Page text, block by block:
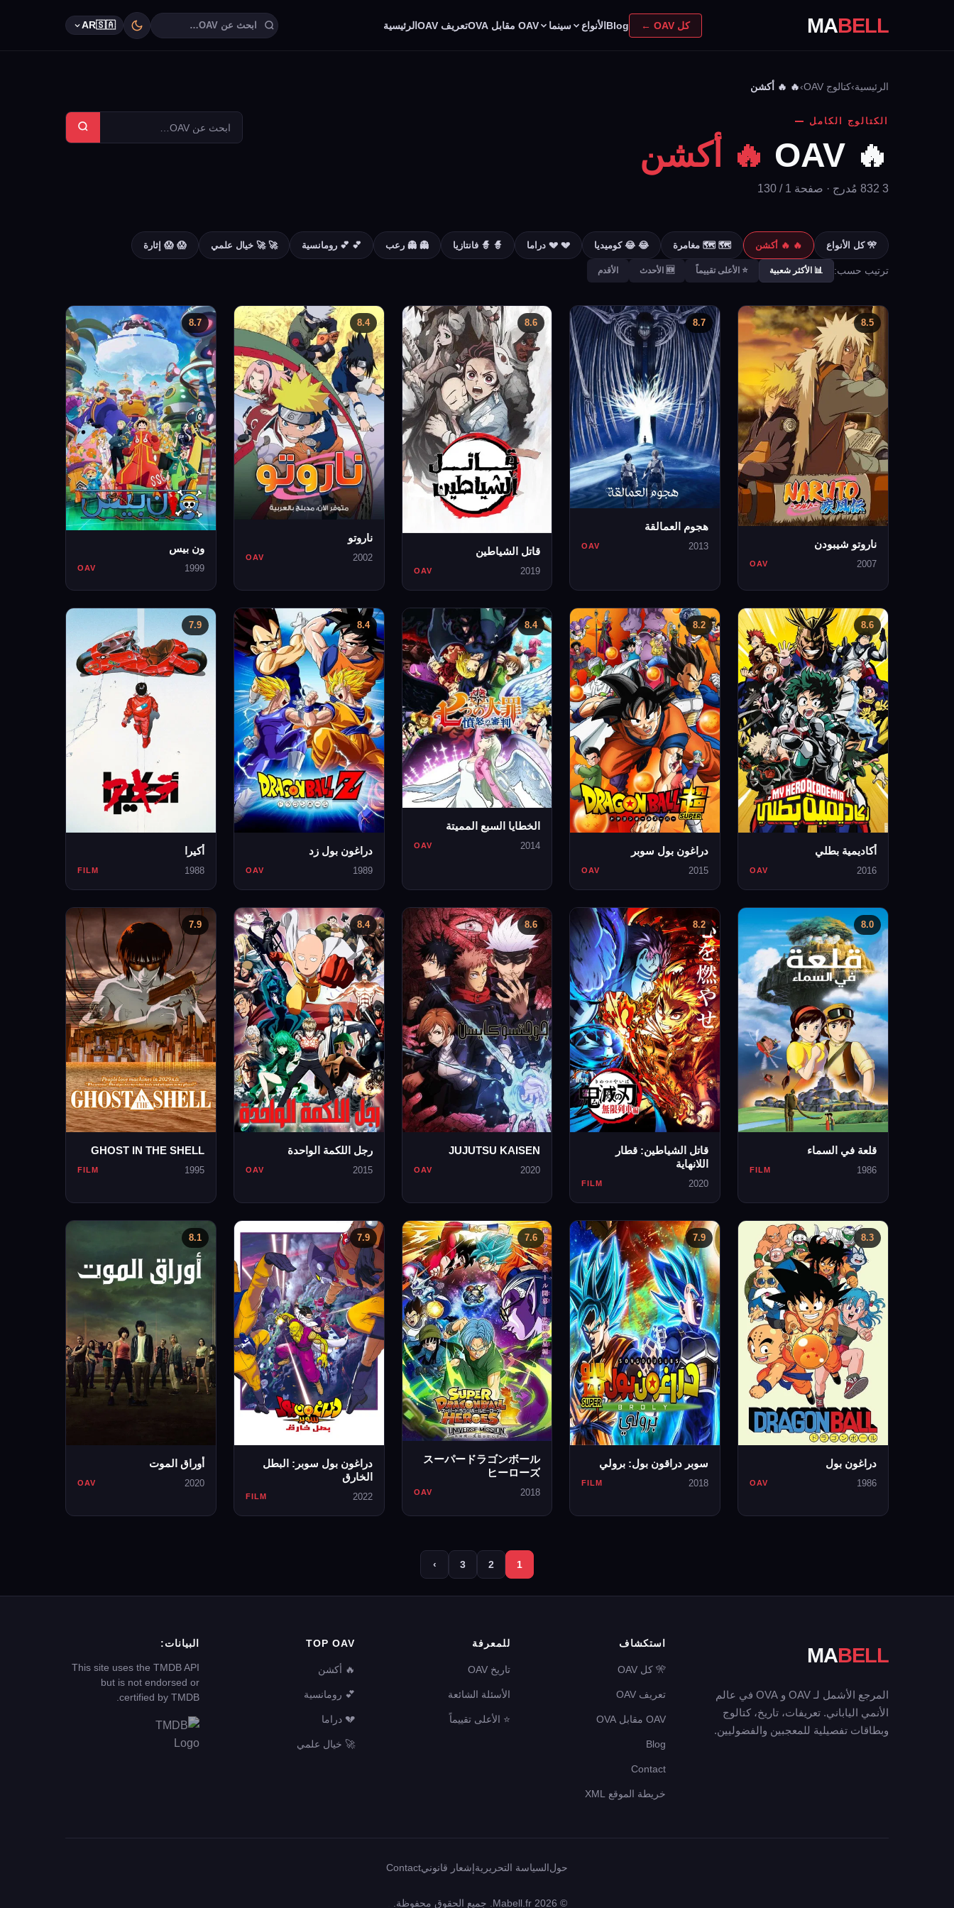
MABELL الرئيسية تعريف OAV OAV مقابل OVA سينما الأنواعBlog كل OAV ← 🇸🇦
AR
الرئيسية›كتالوج OAV ›🔥 🔥 أكشن
الكتالوج الكامل
🔥 OAV 🔥 أكشن
3 832 مُدرج · صفحة 1 / 130
🎌 كل الأنواع 🔥 🔥 أكشن 🗺️ 🗺️ مغامرة 😂 😂 كوميديا 💔 💔 دراما 🧙 🧙 فانتازيا 👻 👻 رعب 💕 💕 رومانسية 🚀 🚀 خيال علمي 😱 😱 إثارة
ترتيب حسب: 📊 الأكثر شعبية ⭐ الأعلى تقييماً 🆕 الأحدث الأقدم
8.5
ناروتو شيبودن
2007
OAV
8.7
هجوم العمالقة
2013
OAV
8.6
قاتل الشياطين
2019
OAV
8.4
ناروتو
2002
OAV
8.7
ون بيس
1999
OAV
8.6
أكاديمية بطلي
2016
OAV
8.2
دراغون بول سوبر
2015
OAV
8.4
الخطايا السبع المميتة
2014
OAV
8.4
دراغون بول زد
1989
OAV
7.9
أكيرا
1988
FILM
8.0
قلعة في السماء
1986
FILM
8.2
قاتل الشياطين: قطار
اللانهاية
2020
FILM
8.6
JUJUTSU KAISEN
2020
OAV
8.4
رجل اللكمة الواحدة
2015
OAV
7.9
GHOST IN THE SHELL
1995
FILM
8.3
دراغون بول
1986
OAV
7.9
سوبر دراقون بول: برولي
2018
FILM
7.6
スーパードラゴンボール
ヒーローズ
2018
OAV
7.9
دراغون بول سوبر: البطل
الخارق
2022
FILM
8.1
أوراق الموت
2020
OAV
1
2
3
›
MABELL
المرجع الأشمل لـ OAV و OVA في عالم
الأنمي الياباني. تعريفات، تاريخ، كتالوج
وبطاقات تفصيلية للمعجبين والفضوليين.
استكشاف
🎌 كل OAV
تعريف OAV
OAV مقابل OVA
Blog
Contact
خريطة الموقع XML
للمعرفة
تاريخ OAV
الأسئلة الشائعة
⭐ الأعلى تقييماً
TOP OAV
🔥 أكشن
💕 رومانسية
💔 دراما
🚀 خيال علمي
البيانات:
This site uses the TMDB API
but is not endorsed or
certified by TMDB.
حولالسياسة التحريريةإشعار قانونيContact
© 2026 Mabell.fr. جميع الحقوق محفوظة.